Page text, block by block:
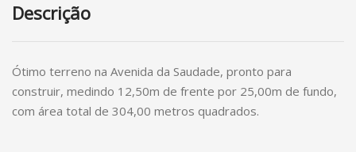
Descrição
Ótimo terreno na Avenida da Saudade, pronto para
construir, medindo 12,50m de frente por 25,00m de fundo,
com área total de 304,00 metros quadrados.